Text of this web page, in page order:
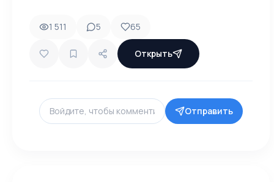
1 511 5 65
Открыть
Отправить